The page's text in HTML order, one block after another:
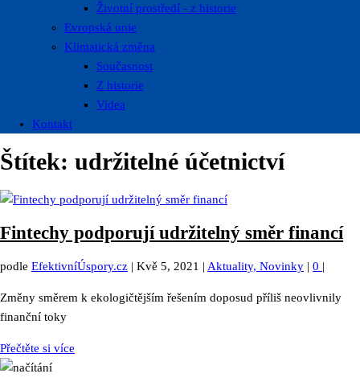
Životní prostředí ​- z historie
Evropská unie
Klimatická změna
Současnost
Z historie
Videa
Kontakt
Štítek: udržitelné účetnictví
Fintechy podporují udržitelný směr financí
podle EfektivníÚspory.cz | Kvě 5, 2021 | Aktuality, Novinky | 0 |
Změny směrem k ekologičtějším řešením doposud příliš neovlivnily
finanční toky
Přečtěte si více